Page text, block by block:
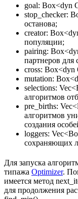
goal: Box<dyn
stop_checker:
останова;
creator:
популяции;
pairing:
партнеров для
cross: Box<dyn
mutation:
selections:
алгоритмов
pre_births:
алгоритмов
создания
loggers:
сохраняющих
Для запуска
типажа Optimizer.
имеется метод
для продолжения